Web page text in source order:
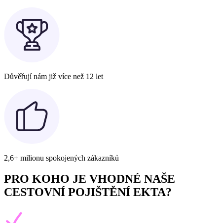
Důvěřují nám již více než 12 let
2,6+ milionu spokojených zákazníků
PRO KOHO JE VHODNÉ NAŠE
CESTOVNÍ POJIŠTĚNÍ EKTA?